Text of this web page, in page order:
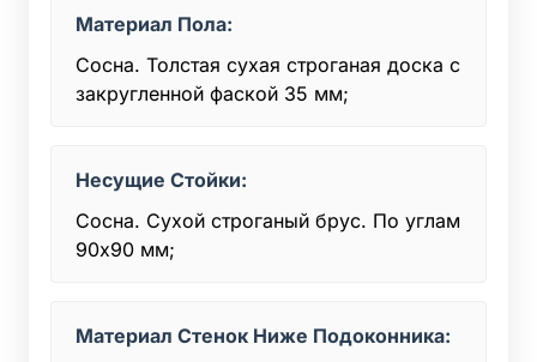
Материал Пола:
Сосна. Толстая сухая строганая доска с
закругленной фаской 35 мм;
Несущие Стойки:
Сосна. Сухой строганый брус. По углам
90х90 мм;
Материал Стенок Ниже Подоконника: